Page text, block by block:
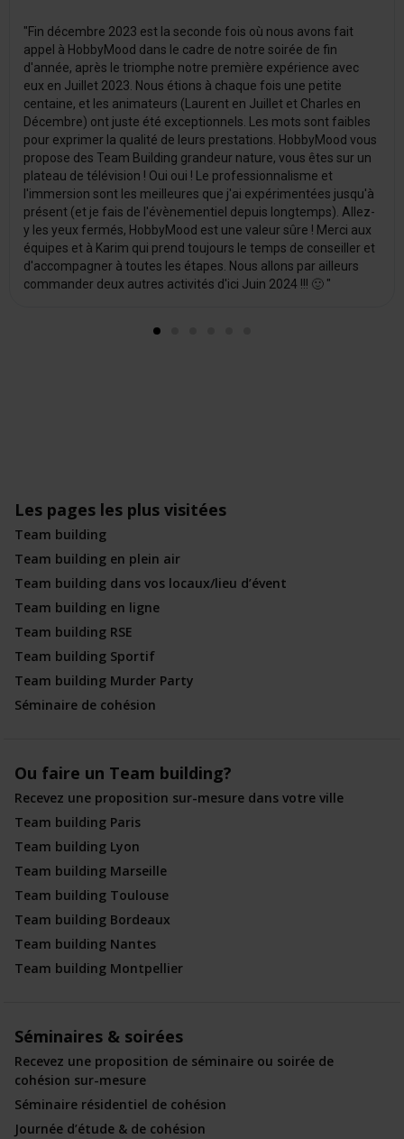
"Fin décembre 2023 est la seconde fois où nous avons fait
appel à HobbyMood dans le cadre de notre soirée de fin
d'année, après le triomphe notre première expérience avec
eux en Juillet 2023. Nous étions à chaque fois une petite
centaine, et les animateurs (Laurent en Juillet et Charles en
Décembre) ont juste été exceptionnels. Les mots sont faibles
pour exprimer la qualité de leurs prestations. HobbyMood vous
propose des Team Building grandeur nature, vous êtes sur un
plateau de télévision ! Oui oui ! Le professionnalisme et
l'immersion sont les meilleures que j'ai expérimentées jusqu'à
présent (et je fais de l'évènementiel depuis longtemps). Allez-
y les yeux fermés, HobbyMood est une valeur sûre ! Merci aux
équipes et à Karim qui prend toujours le temps de conseiller et
d'accompagner à toutes les étapes. Nous allons par ailleurs
commander deux autres activités d'ici Juin 2024 !!! 🙂 "
Les pages les plus visitées
Team building
Team building en plein air
Team building dans vos locaux/lieu d’évent
Team building en ligne
Team building RSE
Team building Sportif
Team building Murder Party
Séminaire de cohésion
Ou faire un Team building?
Recevez une proposition sur-mesure dans votre ville
Team building Paris
Team building Lyon
Team building Marseille
Team building Toulouse
Team building Bordeaux
Team building Nantes
Team building Montpellier
Séminaires & soirées
Recevez une proposition de séminaire ou soirée de
cohésion sur-mesure
Séminaire résidentiel de cohésion
Journée d’étude & de cohésion